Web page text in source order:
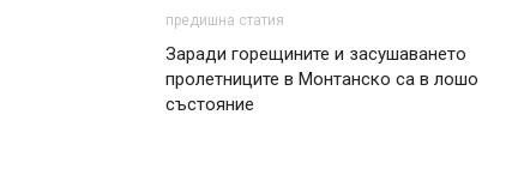
предишна статия
Заради горещините и засушаването
пролетниците в Монтанско са в лошо
състояние